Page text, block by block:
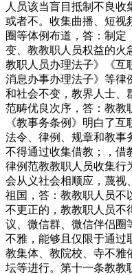
人员该当盲目抵制不良收
或者不。收集曲播、短视
圈等体例布道，答：制定
变、教教职人员权益的火
教职人员办理法子》《互
消息办事办理法子》等律
和社会不变，教界人士、
范畴优良次序，答：教教
《教事务条例》明白了
法令、律例、规章和教事
不得通过收集借教；，借
律例范教教职人员收集行
会从义社会相顺应，蔑视
祖国，答：教教职人员不
不更正的，教教职人员不
议、微信群、微信伴侣圈
不雅，能够且仅限于通过
教集体、教院校、寺不雅
坛等进行。第十一条教教